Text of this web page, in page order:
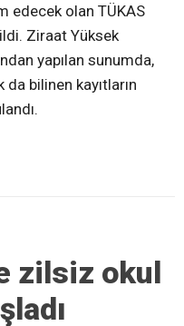
edecek olan TÜKAS
Ziraat Yüksek
yapılan sunumda,
bilinen kayıtların
zilsiz okul